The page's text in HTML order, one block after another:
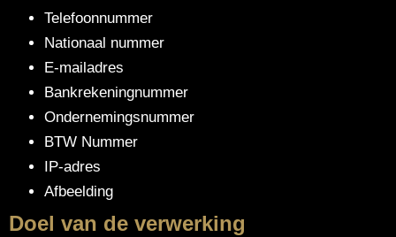
Telefoonnummer
Nationaal nummer
E-mailadres
Bankrekeningnummer
Ondernemingsnummer
BTW Nummer
IP-adres
Afbeelding
Doel van de verwerking